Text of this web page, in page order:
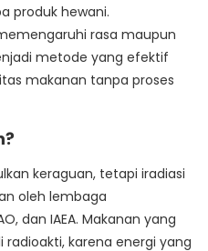
produk hewani.
rasa maupun
metode yang efektif
makanan tanpa proses
keraguan, tetapi iradiasi
oleh lembaga
dan IAEA. Makanan yang
karena energi yang